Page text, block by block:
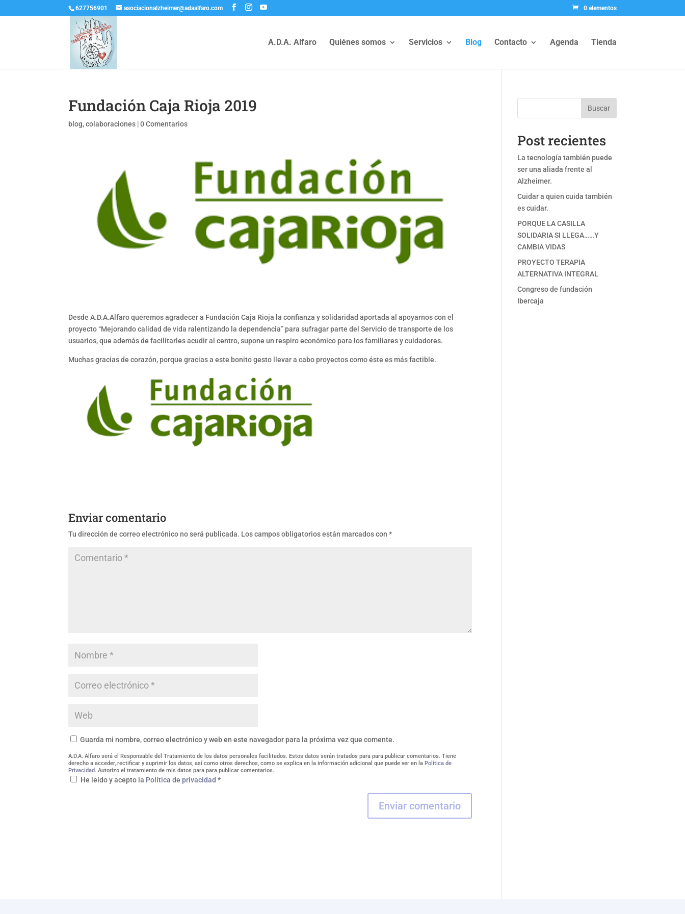
627756901 asociacionalzheimer@adaalfaro.com 0 elementos
A.D.A. Alfaro Quiénes somos Servicios Blog Contacto Agenda Tienda
Fundación Caja Rioja 2019
blog,colaboraciones |0 Comentarios
Desde A.D.A.Alfaro queremos agradecer a Fundación Caja Rioja la confianza y solidaridad aportada al apoyarnos con el
proyecto “Mejorando calidad de vida ralentizando la dependencia” para sufragar parte del Servicio de transporte de los
usuarios, que además de facilitarles acudir al centro, supone un respiro económico para los familiares y cuidadores.
Muchas gracias de corazón, porque gracias a este bonito gesto llevar a cabo proyectos como éste es más factible.
Enviar comentario
Tu dirección de correo electrónico no será publicada. Los campos obligatorios están marcados con*
Guarda mi nombre, correo electrónico y web en este navegador para la próxima vez que comente.
A.D.A. Alfaro será el Responsable del Tratamiento de los datos personales facilitados. Estos datos serán tratados para para publicar comentarios. Tiene
derecho a acceder, rectificar y suprimir los datos, así como otros derechos, como se explica en la información adicional que puede ver en laPolítica de
Privacidad. Autorizo el tratamiento de mis datos para para publicar comentarios.
He leído y acepto la Política de privacidad*
Buscar
Post recientes
La tecnología también puede
ser una aliada frente al
Alzheimer.
Cuidar a quien cuida también
es cuidar.
PORQUE LA CASILLA
SOLIDARIA SI LLEGA……Y
CAMBIA VIDAS
PROYECTO TERAPIA
ALTERNATIVA INTEGRAL
Congreso de fundación
Ibercaja